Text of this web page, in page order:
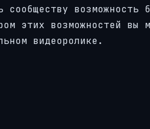
возможность
этих возможностей вы
видеоролике.